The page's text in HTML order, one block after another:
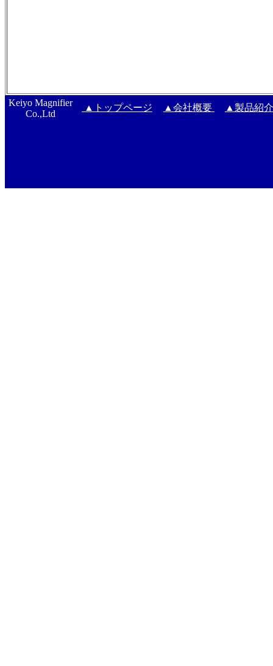
Keiyo Magnifier
Co.,Ltd
▲トップページ ▲会社概要 ▲製品紹介